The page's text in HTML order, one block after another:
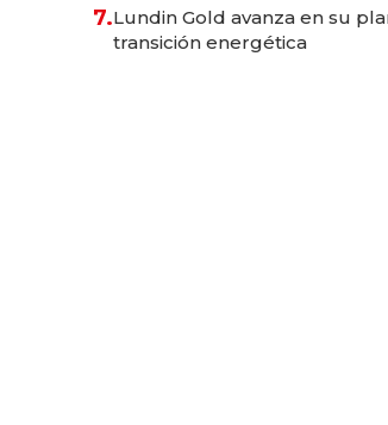
7.Lundin Gold avanza en su
transición energética